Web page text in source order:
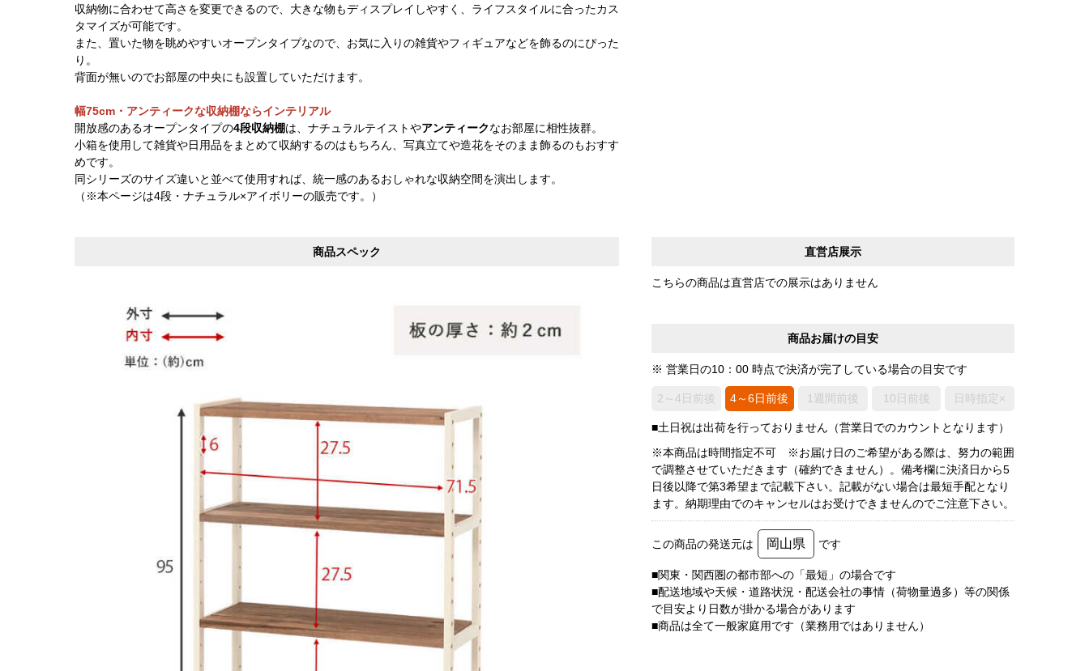
収納物に合わせて高さを変更できるので、大きな物もディスプレイしやすく、ライフスタイルに合ったカス
タマイズが可能です。
また、置いた物を眺めやすいオープンタイプなので、お気に入りの雑貨やフィギュアなどを飾るのにぴった
り。
背面が無いのでお部屋の中央にも設置していただけます。
幅75cm・アンティークな収納棚ならインテリアル
開放感のあるオープンタイプの4段収納棚は、ナチュラルテイストやアンティークなお部屋に相性抜群。
小箱を使用して雑貨や日用品をまとめて収納するのはもちろん、写真立てや造花をそのまま飾るのもおすす
めです。
同シリーズのサイズ違いと並べて使用すれば、統一感のあるおしゃれな収納空間を演出します。
（※本ページは4段・ナチュラル×アイボリーの販売です。）
直営店展示
こちらの商品は直営店での展示はありません
商品お届けの目安
※ 営業日の10：00 時点で決済が完了している場合の目安です
2～4日前後 4～6日前後 1週間前後 10日前後 日時指定×
■土日祝は出荷を行っておりません（営業日でのカウントとなります）
※本商品は時間指定不可 ※お届け日のご希望がある際は、努力の範囲
で調整させていただきます（確約できません）。備考欄に決済日から5
日後以降で第3希望まで記載下さい。記載がない場合は最短手配となり
ます。納期理由でのキャンセルはお受けできませんのでご注意下さい。
この商品の発送元は 岡山県 です
■関東・関西圏の都市部への「最短」の場合です
■配送地域や天候・道路状況・配送会社の事情（荷物量過多）等の関係
で目安より日数が掛かる場合があります
■商品は全て一般家庭用です（業務用ではありません）
商品スペック